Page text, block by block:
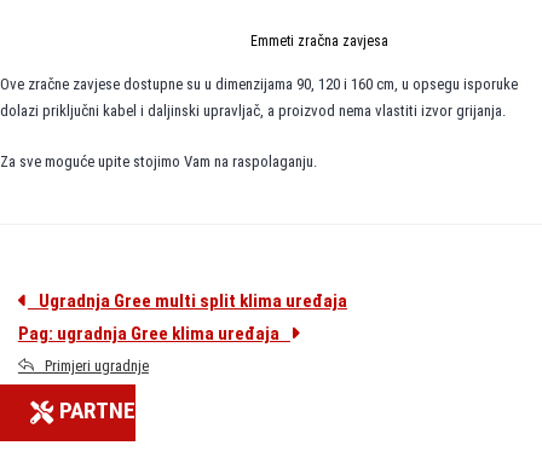
Emmeti zračna zavjesa
Ove zračne zavjese dostupne su u dimenzijama 90, 120 i 160 cm, u opsegu isporuke
dolazi priključni kabel i daljinski upravljač, a proizvod nema vlastiti izvor grijanja.
Za sve moguće upite stojimo Vam na raspolaganju.
Ugradnja Gree multi split klima uređaja
Pag: ugradnja Gree klima uređaja
Primjeri ugradnje
PARTNERI